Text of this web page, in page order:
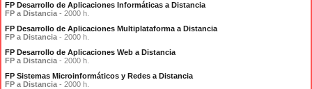
FP Desarrollo de Aplicaciones Informáticas a Distancia
FP a Distancia - 2000 h.
FP Desarrollo de Aplicaciones Multiplataforma a Distancia
FP a Distancia - 2000 h.
FP Desarrollo de Aplicaciones Web a Distancia
FP a Distancia - 2000 h.
FP Sistemas Microinformáticos y Redes a Distancia
FP a Distancia - 2000 h.